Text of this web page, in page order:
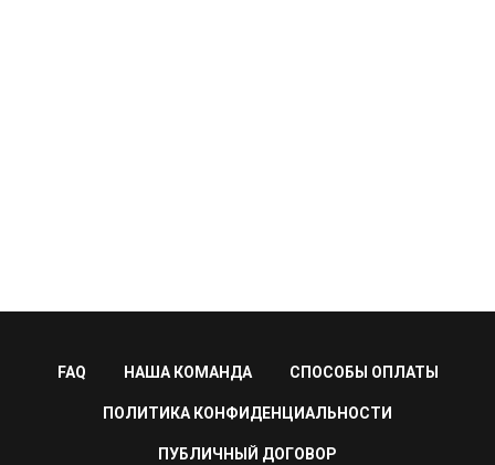
FAQ НАША КОМАНДА СПОСОБЫ ОПЛАТЫ
ПОЛИТИКА КОНФИДЕНЦИАЛЬНОСТИ
ПУБЛИЧНЫЙ ДОГОВОР